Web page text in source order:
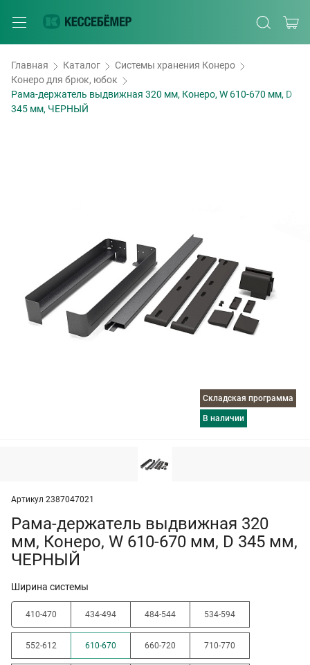
Главная Каталог
Системы хранения Конеро
Конеро для брюк, юбок
Рама-держатель выдвижная 320 мм, Конеро, W 610-670 мм, D
345 мм, ЧЕРНЫЙ
Складская программа
в наличии
Артикул 2387047021
Рама-держатель выдвижная 320
мм, Конеро, W 610-670 мм, D 345 мм,
ЧЕРНЫЙ
Ширина системы
410-470 434-494 484-544 534-594
552-612 610-670 660-720 710-770